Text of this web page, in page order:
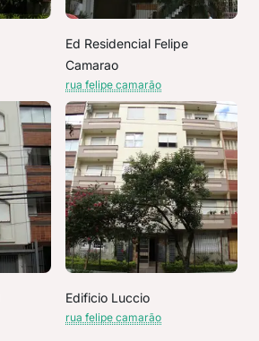
Ed Residencial Felipe
Camarao
rua felipe camarão
Edificio Luccio
rua felipe camarão